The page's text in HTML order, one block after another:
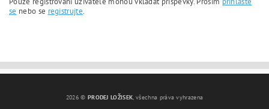
se nebo se registrujte.
2026 © PRODEJ LOŽISEK, všechna práva vyhrazena